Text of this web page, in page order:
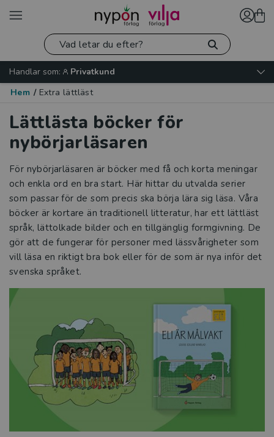
Handlar som:
Privatkund
Hem / Extra lättläst
Lättlästa böcker för
nybörjarläsaren
För nybörjarläsaren är böcker med få och korta meningar
och enkla ord en bra start. Här hittar du utvalda serier
som passar för de som precis ska börja lära sig läsa. Våra
böcker är kortare än traditionell litteratur, har ett lättläst
språk, lättolkade bilder och en tillgänglig formgivning. De
gör att de fungerar för personer med lässvårigheter som
vill läsa en riktigt bra bok eller för de som är nya inför det
svenska språket.